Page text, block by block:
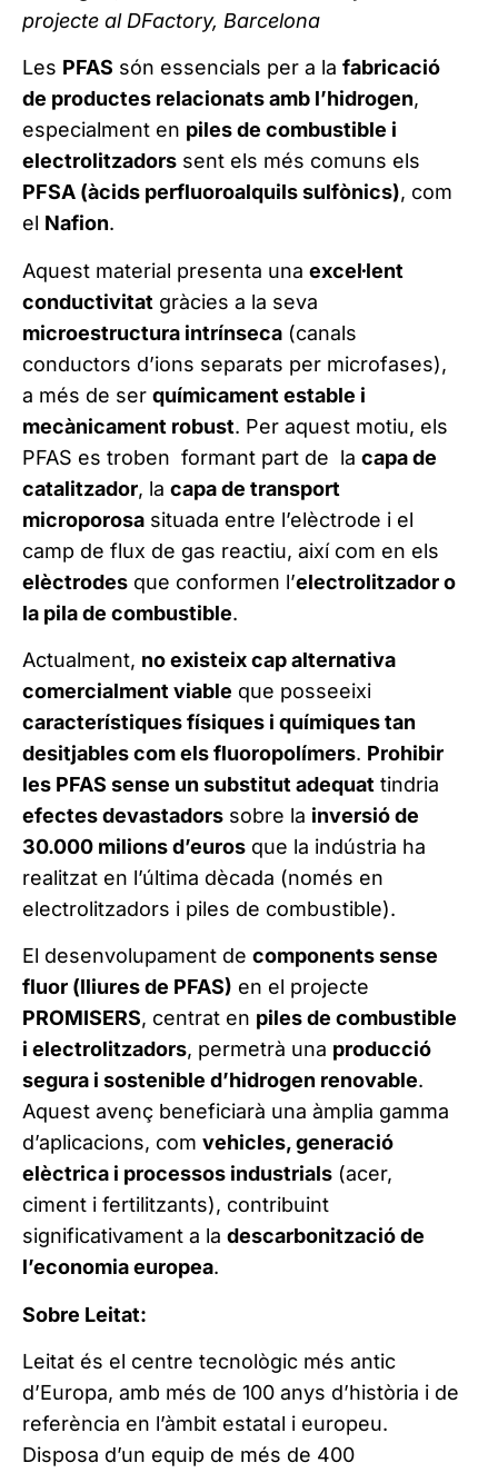
projecte al DFactory, Barcelona
Les PFAS són essencials per a la fabricació
de productes relacionats amb l’hidrogen,
especialment en piles de combustible i
electrolitzadors sent els més comuns els
PFSA (àcids perfluoroalquils sulfònics), com
el Nafion.
Aquest material presenta una excel·lent
conductivitat gràcies a la seva
microestructura intrínseca (canals
conductors d’ions separats per microfases),
a més de ser químicament estable i
mecànicament robust. Per aquest motiu, els
PFAS es troben formant part de la capa de
catalitzador, la capa de transport
microporosa situada entre l’elèctrode i el
camp de flux de gas reactiu, així com en els
elèctrodes que conformen l’electrolitzador o
la pila de combustible.
Actualment, no existeix cap alternativa
comercialment viable que posseeixi
característiques físiques i químiques tan
desitjables com els fluoropolímers. Prohibir
les PFAS sense un substitut adequat tindria
efectes devastadors sobre la inversió de
30.000 milions d’euros que la indústria ha
realitzat en l’última dècada (només en
electrolitzadors i piles de combustible).
El desenvolupament de components sense
fluor (lliures de PFAS) en el projecte
PROMISERS, centrat en piles de combustible
i electrolitzadors, permetrà una producció
segura i sostenible d’hidrogen renovable.
Aquest avenç beneficiarà una àmplia gamma
d’aplicacions, com vehicles, generació
elèctrica i processos industrials (acer,
ciment i fertilitzants), contribuint
significativament a la descarbonització de
l’economia europea.
Sobre Leitat:
Leitat és el centre tecnològic més antic
d’Europa, amb més de 100 anys d’història i de
referència en l’àmbit estatal i europeu.
Disposa d’un equip de més de 400